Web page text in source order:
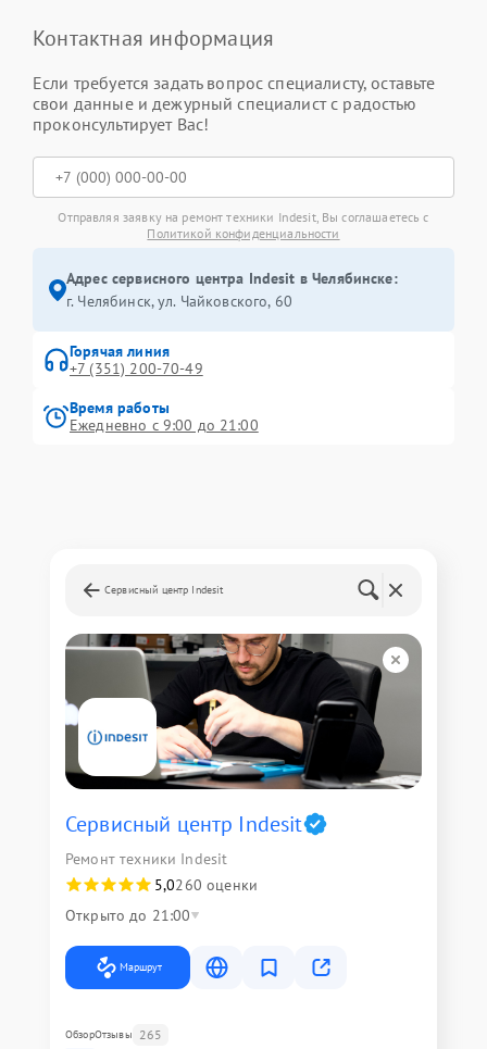
Контактная информация
Если требуется задать вопрос специалисту, оставьте
свои данные и дежурный специалист с радостью
проконсультирует Вас!
Отправляя заявку на ремонт техники Indesit, Вы соглашаетесь с
Политикой конфиденциальности
Адрес сервисного центра Indesit в Челябинске:
г. Челябинск, ул. Чайковского, 60
Горячая линия
+7 (351) 200-70-49
Время работы
Ежедневно с 9:00 до 21:00
Сервисный центр Indesit
Сервисный центр Indesit
Ремонт техники Indesit
5,0260 оценки
Открыто до 21:00
Маршрут
ОбзорОтзывы 265